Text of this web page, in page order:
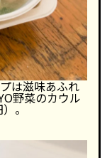
は滋味あふれ
野菜のカウル
）。